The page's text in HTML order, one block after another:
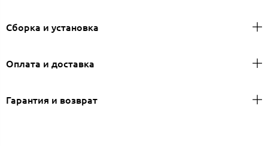
Сборка и установка
Оплата и доставка
Гарантия и возврат